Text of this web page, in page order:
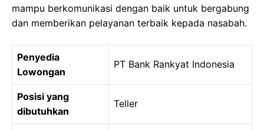
mampu berkomunikasi dengan baik untuk bergabung
dan memberikan pelayanan terbaik kepada nasabah.
Penyedia
Lowongan
PT Bank Rankyat Indonesia
Posisi yang
dibutuhkan
Teller